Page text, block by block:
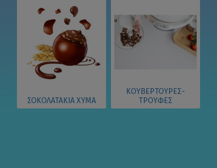
ΣΟΚΟΛΑΤΑΚΙΑ ΧΥΜΑ
ΚΟΥΒΕΡΤΟΥΡΕΣ-
ΤΡΟΥΦΕΣ